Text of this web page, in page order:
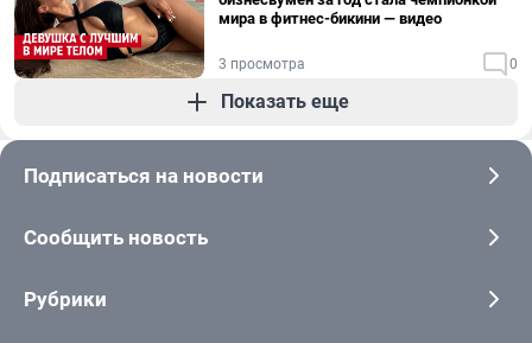
мира в фитнес-бикини — видео
3 просмотра 0
Показать еще
Подписаться на новости
Сообщить новость
Рубрики